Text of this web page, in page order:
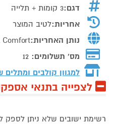
דגם:3 קומות + תלייה
אחריות:לטיב המוצר
נותן האחריות:Comfort
מס' תשלומים: 12
למגוון קולבים
לצפייה בתנאי
רשימת ישובים שלא ניתן לספק